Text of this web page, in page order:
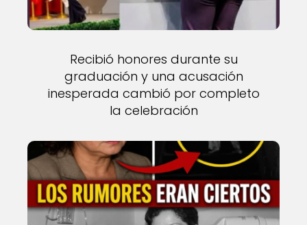
Recibió honores durante su
graduación y una acusación
inesperada cambió por completo
la celebración